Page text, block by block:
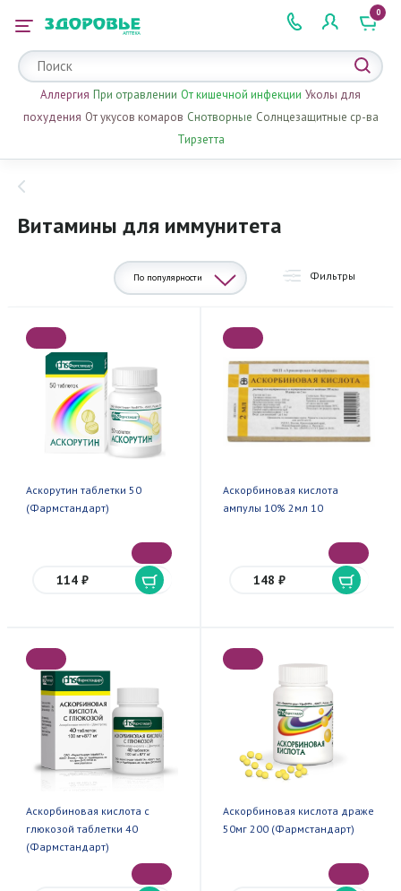
2 505 505
0
Аллергия При отравлении От кишечной инфекции Уколы для
похудения От укусов комаров Снотворные Солнцезащитные ср-ва
Тирзетта
Витамины для иммунитета
По популярности Фильтры
Аскорутин таблетки 50
(Фармстандарт)
114 ₽
Аскорбиновая кислота
ампулы 10% 2мл 10
148 ₽
Аскорбиновая кислота с
глюкозой таблетки 40
(Фармстандарт)
Аскорбиновая кислота драже
50мг 200 (Фармстандарт)